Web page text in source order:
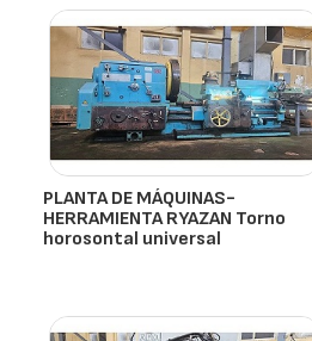
PLANTA DE MÁQUINAS-
HERRAMIENTA RYAZAN Torno
horosontal universal